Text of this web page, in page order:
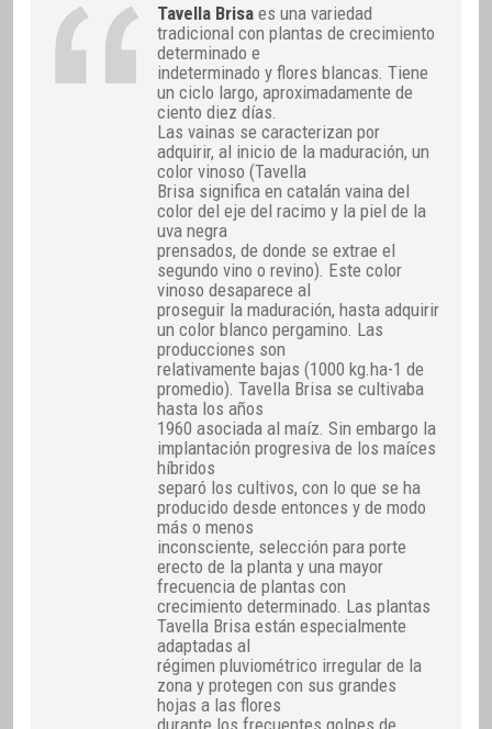
Tavella Brisa es una variedad
tradicional con plantas de crecimiento
determinado e
indeterminado y flores blancas. Tiene
un ciclo largo, aproximadamente de
ciento diez días.
Las vainas se caracterizan por
adquirir, al inicio de la maduración, un
color vinoso (Tavella
Brisa significa en catalán vaina del
color del eje del racimo y la piel de la
uva negra
prensados, de donde se extrae el
segundo vino o revino). Este color
vinoso desaparece al
proseguir la maduración, hasta adquirir
un color blanco pergamino. Las
producciones son
relativamente bajas (1000 kg.ha-1 de
promedio). Tavella Brisa se cultivaba
hasta los años
1960 asociada al maíz. Sin embargo la
implantación progresiva de los maíces
híbridos
separó los cultivos, con lo que se ha
producido desde entonces y de modo
más o menos
inconsciente, selección para porte
erecto de la planta y una mayor
frecuencia de plantas con
crecimiento determinado. Las plantas
Tavella Brisa están especialmente
adaptadas al
régimen pluviométrico irregular de la
zona y protegen con sus grandes
hojas a las flores
durante los frecuentes golpes de